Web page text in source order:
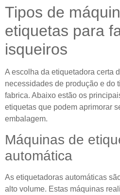
Tipos de
etiquetas para
isqueiros
A escolha da etiquetadora certa
necessidades de produção e do
fabrica. Abaixo estão os
etiquetas que podem aprimorar
embalagem.
Máquinas de
automática
As etiquetadoras automáticas
alto volume. Estas máquinas